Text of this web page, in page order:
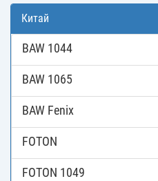
Китай
BAW 1044
BAW 1065
BAW Fenix
FOTON
FOTON 1049